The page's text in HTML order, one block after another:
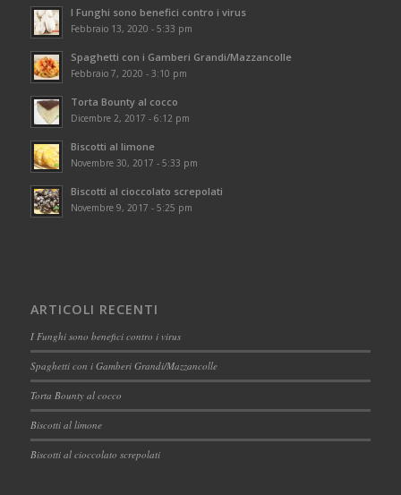
I Funghi sono benefici contro i virus
Febbraio 13, 2020 - 5:33 pm
Spaghetti con i Gamberi Grandi/Mazzancolle
Febbraio 7, 2020 - 3:10 pm
Torta Bounty al cocco
Dicembre 2, 2017 - 6:12 pm
Biscotti al limone
Novembre 30, 2017 - 5:33 pm
Biscotti al cioccolato screpolati
Novembre 9, 2017 - 5:25 pm
ARTICOLI RECENTI
I Funghi sono benefici contro i virus
Spaghetti con i Gamberi Grandi/Mazzancolle
Torta Bounty al cocco
Biscotti al limone
Biscotti al cioccolato screpolati